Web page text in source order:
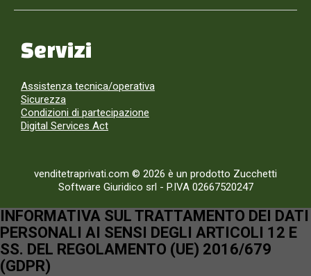
Servizi
Assistenza tecnica/operativa
Sicurezza
Condizioni di partecipazione
Digital Services Act
venditetraprivati.com © 2026 è un prodotto Zucchetti
Software Giuridico srl - P.IVA 02667520247
INFORMATIVA SUL TRATTAMENTO DEI DATI
PERSONALI AI SENSI DEGLI ARTICOLI 12 E
SS. DEL REGOLAMENTO (UE) 2016/679
(GDPR)